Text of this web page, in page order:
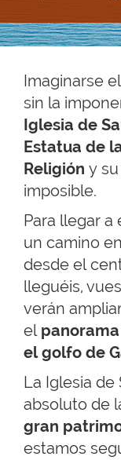
Imaginarse
sin la
Iglesia de
Estatua de
Religión y su
imposible.
Para llegar
un camino
desde el
lleguéis,
verán
el
el golfo de
La Iglesia de
absoluto de
gran
estamos